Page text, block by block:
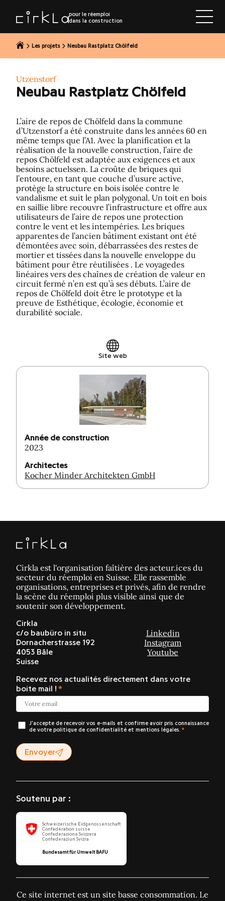
contenu
pour le réemploi
dans la construction
Les projets Neubau Rastplatz Chölfeld
Utzenstorf
Neubau Rastplatz Chölfeld
L’aire de repos de Chölfeld dans la commune
d’Utzenstorf a été construite dans les années 60 en
même temps que l’A1. Avec la planification et la
réalisation de la nouvelle construction, l’aire de
repos Chölfeld est adaptée aux exigences et aux
besoins actuelssen. La croûte de briques qui
l’entoure, en tant que couche d’usure active,
protège la structure en bois isolée contre le
vandalisme et suit le plan polygonal. Un toit en bois
en saillie libre recouvre l’infrastructure et offre aux
utilisateurs de l’aire de repos une protection
contre le vent et les intempéries. Les briques
apparentes de l’ancien bâtiment existant ont été
démontées avec soin, débarrassées des restes de
mortier et tissées dans la nouvelle enveloppe du
bâtiment pour être réutilisées . Le voyagedes
linéaires vers des chaînes de création de valeur en
circuit fermé n’en est qu’à ses débuts. L’aire de
repos de Chölfeld doit être le prototype et la
preuve de Esthétique, écologie, économie et
durabilité sociale.
Site web
Année de construction
2023
Architectes
Kocher Minder Architekten GmbH
Cirkla est l'organisation faîtière des acteur.ices du
secteur du réemploi en Suisse. Elle rassemble
organisations, entreprises et privés, afin de rendre
la scène du réemploi plus visible ainsi que de
soutenir son développement.
Cirkla
c/o baubüro in situ
Dornacherstrasse 192
4053 Bâle
Suisse
Linkedin
Instagram
Youtube
Recevez nos actualités directement dans votre
boite mail !
J’accepte de recevoir vos e-mails et confirme avoir pris connaissance
de votre politique de confidentialité et mentions légales.
Envoyer
Soutenu par :
Schweizerische Eidgenossenschaft
Confédération suisse
Confederazione Svizzera
Confederaziun Svizra
Bundesamt für Umwelt BAFU
Ce site internet est un site basse consommation. Le